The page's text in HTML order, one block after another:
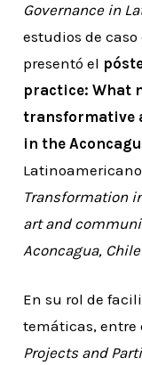
Governance in
estudios de
presentó el
practice: What
transformative
in the
Transformation
art and
Aconcagua,
En su rol de
temáticas, entre
Projects and